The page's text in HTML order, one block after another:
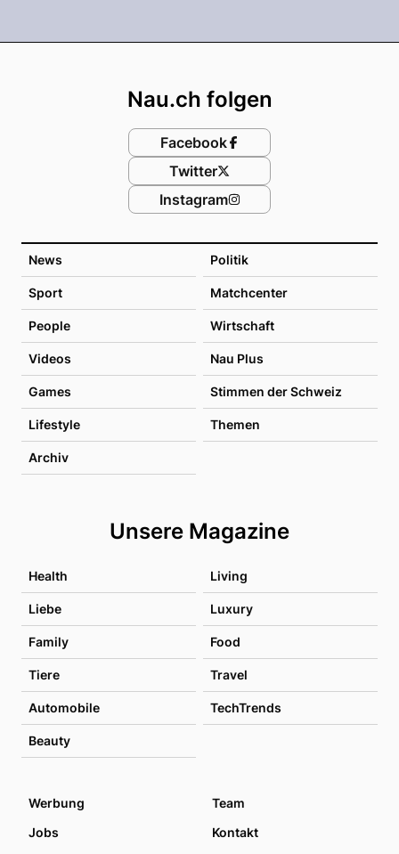
News Politik
Sport Matchcenter
People Wirtschaft
Videos Nau Plus
Games Stimmen der Schweiz
Lifestyle Themen
Archiv
Unsere Magazine
Health Living
Liebe Luxury
Family Food
Tiere Travel
Automobile TechTrends
Beauty
Nau.ch folgen
Facebook
Twitter
Instagram
Werbung
Team
Jobs
Kontakt